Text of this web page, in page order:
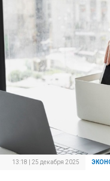
13:18 | 25 декабря 2025